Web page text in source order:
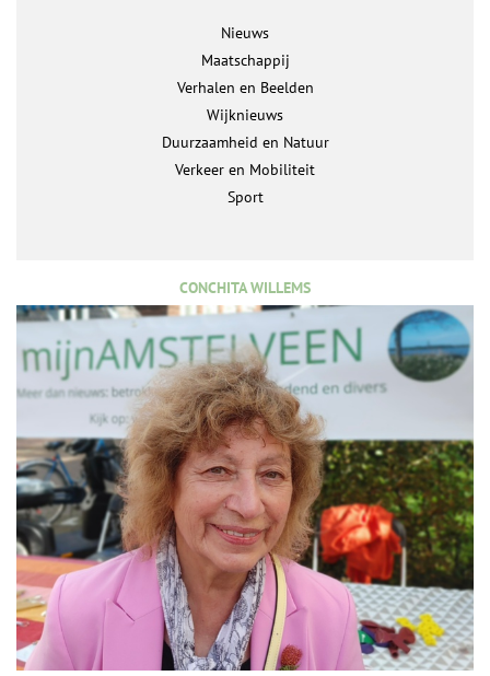
Nieuws
Maatschappij
Verhalen en Beelden
Wijknieuws
Duurzaamheid en Natuur
Verkeer en Mobiliteit
Sport
CONCHITA WILLEMS